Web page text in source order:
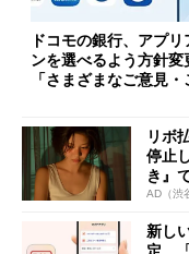
ドコモの銀行、アプリ
ンを選べるよう方針
「さまざまなご意見・
リボ
停止
き』
AD（渋
新し